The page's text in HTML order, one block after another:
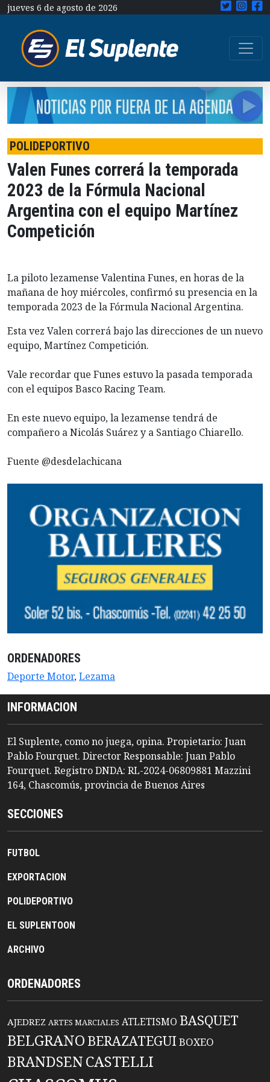
jueves 6 de agosto de 2026
POLIDEPORTIVO
Valen Funes correrá la temporada
2023 de la Fórmula Nacional
Argentina con el equipo Martínez
Competición
La piloto lezamense Valentina Funes, en horas de la
mañana de hoy miércoles, confirmó su presencia en la
temporada 2023 de la Fórmula Nacional Argentina.
Esta vez Valen correrá bajo las direcciones de un nuevo
equipo, Martínez Competición.
Vale recordar que Funes estuvo la pasada temporada
con el equipos Basco Racing Team.
En este nuevo equipo, la lezamense tendrá de
compañero a Nicolás Suárez y a Santiago Chiarello.
Fuente @desdelachicana
ORDENADORES
Deporte Motor,Lezama
INFORMACION
El Suplente, como no juega, opina. Propietario: Juan
Pablo Fourquet. Director Responsable: Juan Pablo
Fourquet. Registro DNDA: RL-2024-06809881 Mazzini
164, Chascomús, provincia de Buenos Aires
SECCIONES
FUTBOL
EXPORTACION
POLIDEPORTIVO
EL SUPLENTOON
ARCHIVO
ORDENADORES
AJEDREZ ARTES MARCIALES ATLETISMO BASQUET
BELGRANO BERAZATEGUIBOXEO
BRANDSENCASTELLI